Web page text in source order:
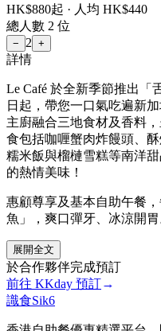
HK$880起 · 人均 HK$440
總人數 2 位
− 2 +
詳情
Le Café 於全新季節推出「
日起，帶您一口氣吃遍新
主廚融合三地食材及香料
食包括咖喱蟹肉炸饅頭、
糯米飯與榴槤雪糕等南洋
的熱情美味！
惠顧尊享及基本自助午餐
魚」，爽口彈牙、冰涼開胃
展開全文
於合作夥伴完成預訂
前往 KKday 預訂→
識食Sik6